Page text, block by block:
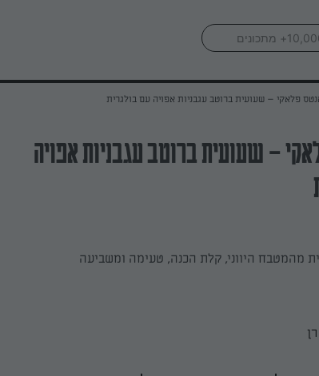
פלאקי – שעועית ברוטב עגבניות אפויה עם בולגרית
– שעועית ברוטב עגבניות אפויה
מהמטבח היווני, קלת הכנה, טעימה ומשביעה